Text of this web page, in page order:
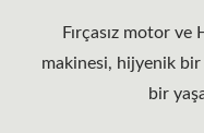
Fırçasız motor
makinesi, hijyenik
bir